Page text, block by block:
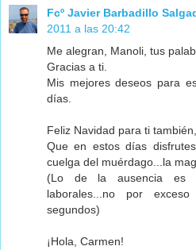
Fcº Javier Barbadillo
2011 a las 20:42
Me alegran, Manoli, tus
Gracias a ti.
Mis mejores deseos para
días.
Feliz Navidad para ti
Que en estos días
cuelga del muérdago...la
(Lo de la ausencia es
laborales...no por
segundos)
¡Hola, Carmen!